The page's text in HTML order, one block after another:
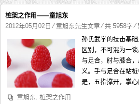
桩架之作用——童旭东
2012年05月02日 ⁄童旭东先生文章⁄ 共 5958字⁄
孙氏武学的技击基
区别，不可混为一
与足合，肘与膝合
义。手与足合在站
是，五指撑开，掌
童旭东, 桩架之作用